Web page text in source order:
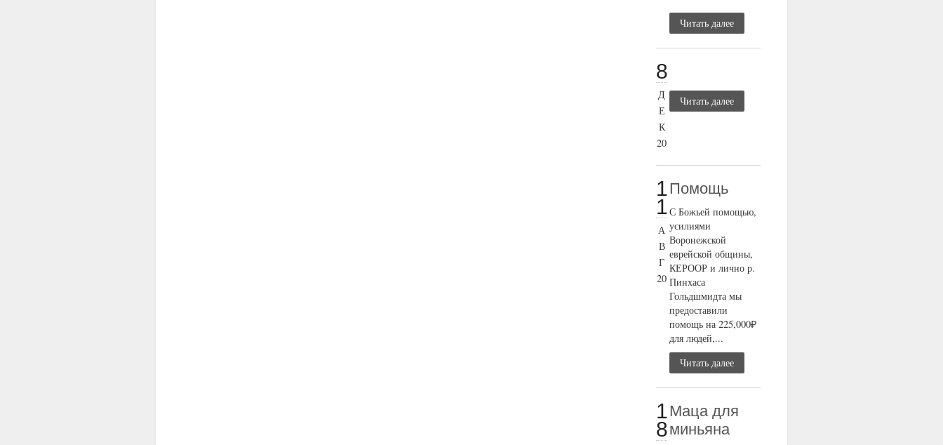
Читать далее
8
Д
Е
К
20
Читать далее
1
1
А
В
Г
20
Помощь
С Божьей помощью,
усилиями
Воронежской
еврейской общины,
КЕРООР и лично р.
Пинхаса
Гольдшмидта мы
предоставили
помощь на 225,000₽
для людей,...
Читать далее
1
8
Маца для
миньяна